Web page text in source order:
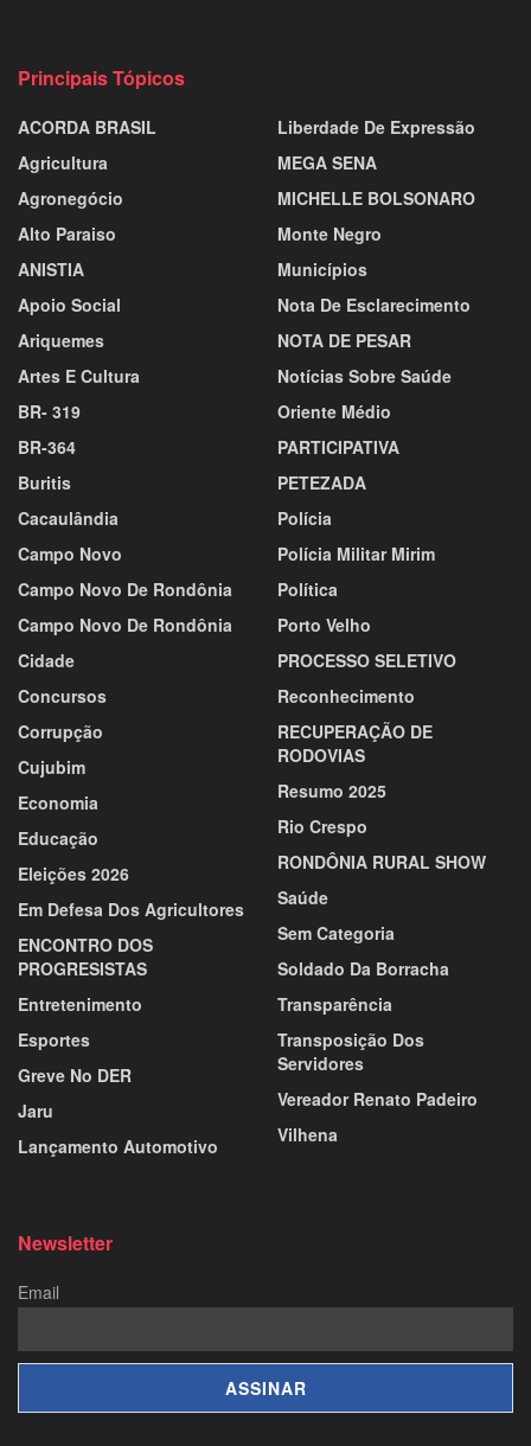
Principais Tópicos
ACORDA BRASIL
Agricultura
Agronegócio
Alto Paraiso
ANISTIA
Apoio Social
Ariquemes
Artes E Cultura
BR- 319
BR-364
Buritis
Cacaulândia
Campo Novo
Campo Novo De Rondônia
Campo Novo De Rondônia
Cidade
Concursos
Corrupção
Cujubim
Economia
Educação
Eleições 2026
Em Defesa Dos Agricultores
ENCONTRO DOS
PROGRESISTAS
Entretenimento
Esportes
Greve No DER
Jaru
Lançamento Automotivo
Liberdade De Expressão
MEGA SENA
MICHELLE BOLSONARO
Monte Negro
Municípios
Nota De Esclarecimento
NOTA DE PESAR
Notícias Sobre Saúde
Oriente Médio
PARTICIPATIVA
PETEZADA
Polícia
Polícia Militar Mirim
Política
Porto Velho
PROCESSO SELETIVO
Reconhecimento
RECUPERAÇÃO DE
RODOVIAS
Resumo 2025
Rio Crespo
RONDÔNIA RURAL SHOW
Saúde
Sem Categoria
Soldado Da Borracha
Transparência
Transposição Dos
Servidores
Vereador Renato Padeiro
Vilhena
Newsletter
Email